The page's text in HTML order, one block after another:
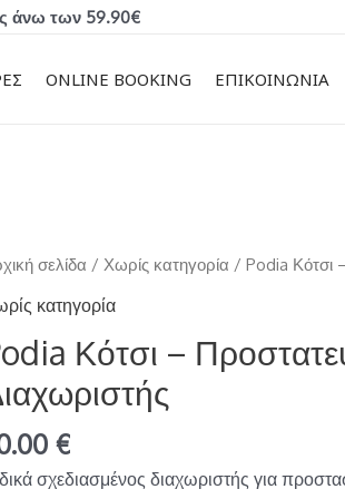
άνω των 59.90€
ONLINE BOOKING ΕΠΙΚΟΙΝΩΝΙΑ
σελίδα / Χωρίς κατηγορία / Podia Κότσι
κατηγορία
Κότσι –
€
σχεδιασμένος διαχωριστής για